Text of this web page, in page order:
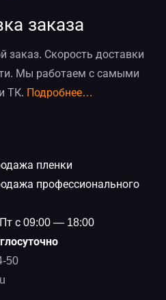
заказа
заказ. Скорость доставки
Мы работаем с самыми
ТК. Подробнее…
пленки
профессионального
с 09:00 — 18:00
50